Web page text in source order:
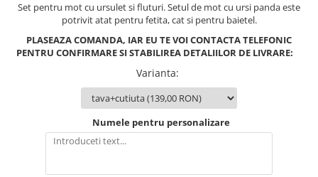
Set pentru mot cu ursulet si fluturi. Setul de mot cu ursi panda este
potrivit atat pentru fetita, cat si pentru baietel.
PLASEAZA COMANDA, IAR EU TE VOI CONTACTA TELEFONIC
PENTRU CONFIRMARE SI STABILIREA DETALIILOR DE LIVRARE:
Varianta:
Numele pentru personalizare